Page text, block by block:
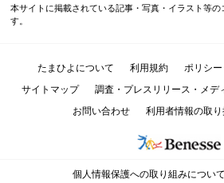
本サイトに掲載されている記事・写真・イラスト等
す。
たまひよについて 利用規約 ポリシー
サイトマップ
調査・プレスリリース・メデ
お問い合わせ
利用者情報の取
個人情報保護への取り組みについて